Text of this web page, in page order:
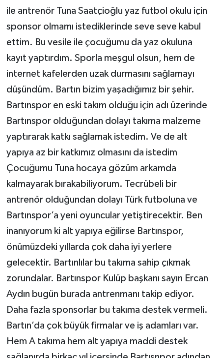
ile antrenör Tuna Saatçioğlu yaz futbol okulu için
sponsor olmamı istediklerinde seve seve kabul
ettim. Bu vesile ile çocuğumu da yaz okuluna
kayıt yaptırdım. Sporla meşgul olsun, hem de
internet kafelerden uzak durmasını sağlamayı
düşündüm. Bartın bizim yaşadığımız bir şehir.
Bartınspor en eski takım olduğu için adı üzerinde
Bartınspor olduğundan dolayı takıma malzeme
yaptırarak katkı sağlamak istedim. Ve de alt
yapıya az bir katkımız olmasını da istedim
Çocuğumu Tuna hocaya gözüm arkamda
kalmayarak bırakabiliyorum. Tecrübeli bir
antrenör olduğundan dolayı Türk futboluna ve
Bartınspor’a yeni oyuncular yetiştirecektir. Ben
inanıyorum ki alt yapıya eğilirse Bartınspor,
önümüzdeki yıllarda çok daha iyi yerlere
gelecektir. Bartınlılar bu takıma sahip çıkmak
zorundalar. Bartınspor Kulüp başkanı sayın Ercan
Aydın bugün burada antrenmanı takip ediyor.
Daha fazla sponsorlar bu takıma destek vermeli.
Bartın’da çok büyük firmalar ve iş adamları var.
Hem A takıma hem alt yapıya maddi destek